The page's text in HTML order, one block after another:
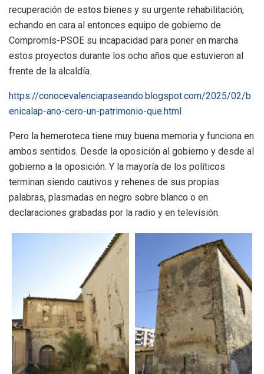
recuperación de estos bienes y su urgente rehabilitación,
echando en cara al entonces equipo de gobierno de
Compromís-PSOE su incapacidad para poner en marcha
estos proyectos durante los ocho años que estuvieron al
frente de la alcaldía.
https://conocevalenciapaseando.blogspot.com/2025/02/b
enicalap-ano-cero-un-patrimonio-que.html
Pero la hemeroteca tiene muy buena memoria y funciona en
ambos sentidos. Desde la oposición al gobierno y desde al
gobierno a la oposición. Y la mayoría de los políticos
terminan siendo cautivos y rehenes de sus propias
palabras, plasmadas en negro sobre blanco o en
declaraciones grabadas por la radio y en televisión.